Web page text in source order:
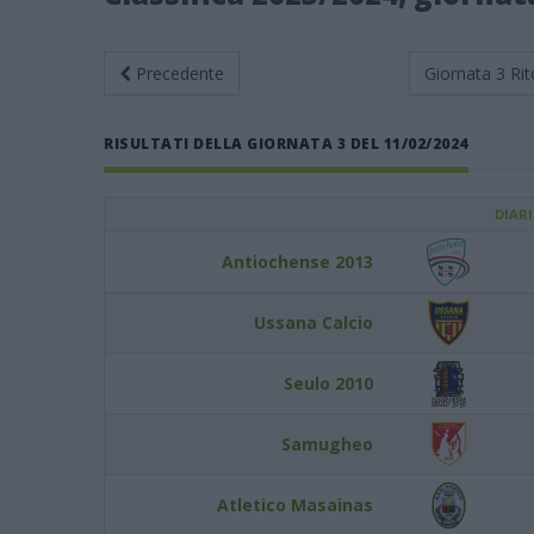
Precedente Giornata 3
RISULTATI DELLA GIORNATA 3 DEL 11/02/2024
Antiochense 2013
Ussana Calcio
Seulo 2010
Samugheo
Atletico Masainas